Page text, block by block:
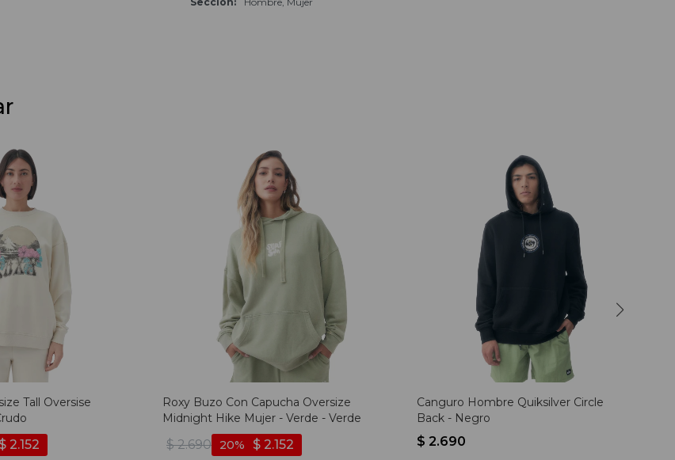
Tall Oversise
$ 2.152
Roxy Buzo Con Capucha Oversize
Midnight Hike Mujer - Verde - Verde
$ 2.690 $ 2.152
20
Canguro Hombre Quiksilver Circle
Back - Negro
$ 2.690